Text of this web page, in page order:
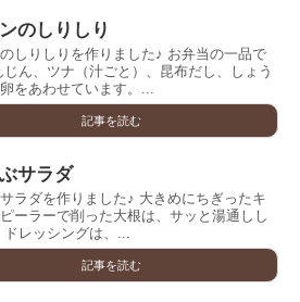
のしりしり
しりしりを作りました♪ お弁当の一品で
ん、ツナ（汁ごと）、昆布だし、しょう
をあわせています。...
記事を読む
サラダ
ラダを作りました♪ 大きめにちぎったキ
ーラーで削った大根は、サッと湯通しし
ドレッシングは、...
記事を読む